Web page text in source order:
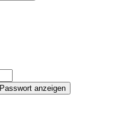
Passwort anzeigen